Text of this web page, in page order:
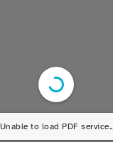
Unable to load PDF service..